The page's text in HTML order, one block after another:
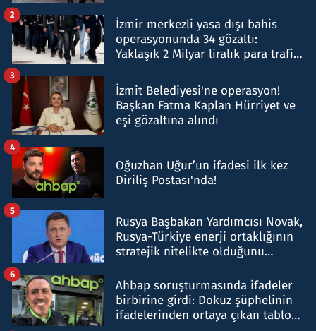
İzmir merkezli yasa dışı bahis
operasyonunda 34 gözaltı:
Yaklaşık 2 Milyar liralık para trafiği
2
İzmit Belediyesi'ne operasyon!
Başkan Fatma Kaplan Hürriyet ve
eşi gözaltına alındı
3
Oğuzhan Uğur’un ifadesi ilk kez
Diriliş Postası'nda!
4
Rusya Başbakan Yardımcısı Novak,
Rusya-Türkiye enerji ortaklığının
stratejik nitelikte olduğunu
5
Ahbap soruşturmasında ifadeler
birbirine girdi: Dokuz şüphelinin
ifadelerinden ortaya çıkan tablo
6